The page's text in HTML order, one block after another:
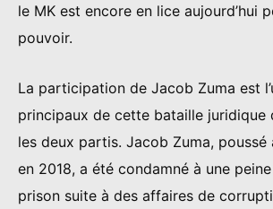
le MK est encore en lice aujourd’hui
pouvoir.
La participation de Jacob Zuma est
principaux de cette bataille juridique
les deux partis. Jacob Zuma, poussé
en 2018, a été condamné à une
prison suite à des affaires de